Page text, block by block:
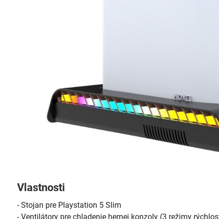
Vlastnosti
- Stojan pre Playstation 5 Slim
- Ventilátory pre chladenie hernej konzoly (3 režimy